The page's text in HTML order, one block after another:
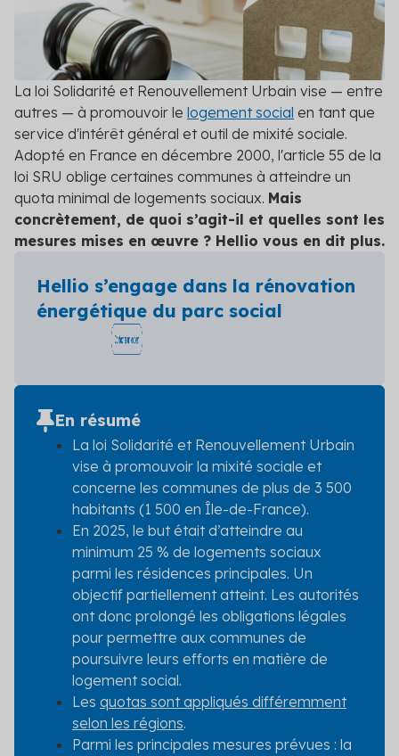
grâce à des conseils experts
Veille réglementaire
Anticipez les changements législatifs grâce à
notre veille réglementaire
Audit réglementaire
Évaluez la conformité de vos projets grâce à un
audit réglementaire complet
Voir toutes les solutions
Voir toutes les solutions
Contact
La loi Solidarité et Renouvellement Urbain vise — entre
autres — à promouvoir le logement social en tant que
service d'intérêt général et outil de mixité sociale.
Adopté en France en décembre 2000, l'article 55 de la
loi SRU oblige certaines communes à atteindre un
quota minimal de logements sociaux. Mais
concrètement, de quoi s’agit-il et quelles sont les
mesures mises en œuvre ? Hellio vous en dit plus.
Hellio s’engage dans la rénovation
énergétique du parc social
En résumé
La loi Solidarité et Renouvellement Urbain
vise à promouvoir la mixité sociale et
concerne les communes de plus de 3 500
habitants (1 500 en Île-de-France).
En 2025, le but était d’atteindre au
minimum 25 % de logements sociaux
parmi les résidences principales. Un
objectif partiellement atteint. Les autorités
ont donc prolongé les obligations légales
pour permettre aux communes de
poursuivre leurs efforts en matière de
logement social.
Les quotas sont appliqués différemment
selon les régions.
Parmi les principales mesures prévues : la